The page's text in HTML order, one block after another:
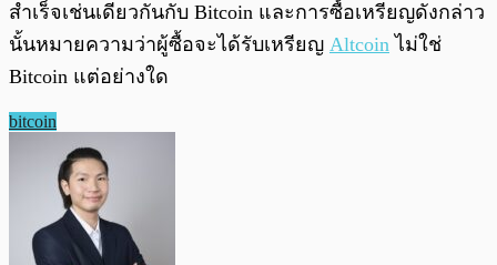
สำเร็จเช่นเดียวกันกับ Bitcoin และการซื้อเหรียญดังกล่าว
นั้นหมายความว่าผู้ซื้อจะได้รับเหรียญ Altcoin ไม่ใช่
Bitcoin แต่อย่างใด
bitcoin